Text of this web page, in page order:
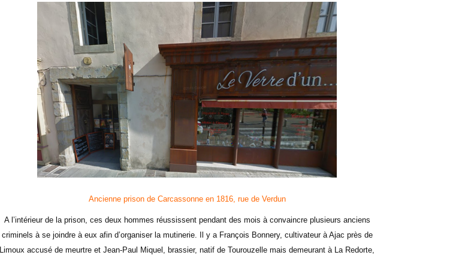
Ancienne prison de Carcassonne en 1816, rue de Verdun
A l’intérieur de la prison, ces deux hommes réussissent pendant des mois à convaincre plusieurs anciens
criminels à se joindre à eux afin d’organiser la mutinerie. Il y a François Bonnery, cultivateur à Ajac près de
Limoux accusé de meurtre et Jean-Paul Miquel, brassier, natif de Tourouzelle mais demeurant à La Redorte,